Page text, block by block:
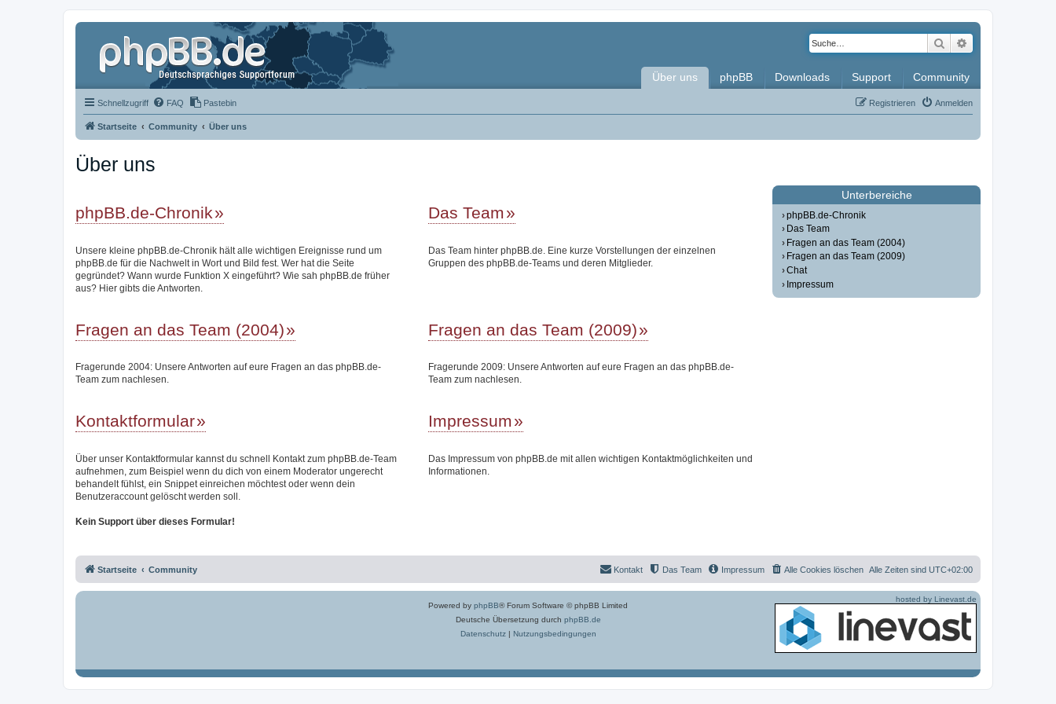
Suche
Über uns phpBB Downloads Support Community
Schnellzugriff FAQ Pastebin Anmelden
Registrieren
Startseite Community Über uns
Über uns
phpBB.de-Chronik
Unsere kleine phpBB.de-Chronik hält alle wichtigen Ereignisse rund um
phpBB.de für die Nachwelt in Wort und Bild fest. Wer hat die Seite
gegründet? Wann wurde Funktion X eingeführt? Wie sah phpBB.de früher
aus? Hier gibts die Antworten.
Das Team
Das Team hinter phpBB.de. Eine kurze Vorstellungen der einzelnen
Gruppen des phpBB.de-Teams und deren Mitglieder.
Fragen an das Team (2004)
Fragerunde 2004: Unsere Antworten auf eure Fragen an das phpBB.de-
Team zum nachlesen.
Fragen an das Team (2009)
Fragerunde 2009: Unsere Antworten auf eure Fragen an das phpBB.de-
Team zum nachlesen.
Kontaktformular
Über unser Kontaktformular kannst du schnell Kontakt zum phpBB.de-Team
aufnehmen, zum Beispiel wenn du dich von einem Moderator ungerecht
behandelt fühlst, ein Snippet einreichen möchtest oder wenn dein
Benutzeraccount gelöscht werden soll.
Kein Support über dieses Formular!
Impressum
Das Impressum von phpBB.de mit allen wichtigen Kontaktmöglichkeiten und
Informationen.
Unterbereiche
phpBB.de-Chronik
Das Team
Fragen an das Team (2004)
Fragen an das Team (2009)
Chat
Impressum
Startseite Community Alle Zeiten sind UTC+02:00
Alle Cookies löschen
Impressum
Das Team
Kontakt
Powered by phpBB® Forum Software © phpBB Limited
Deutsche Übersetzung durch phpBB.de
Datenschutz| Nutzungsbedingungen
hosted by Linevast.de